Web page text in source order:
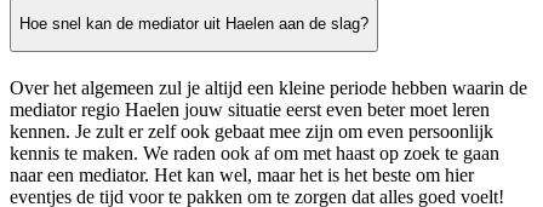
Hoe snel kan de mediator uit Haelen aan de slag?
Over het algemeen zul je altijd een kleine periode hebben waarin de
mediator regio Haelen jouw situatie eerst even beter moet leren
kennen. Je zult er zelf ook gebaat mee zijn om even persoonlijk
kennis te maken. We raden ook af om met haast op zoek te gaan
naar een mediator. Het kan wel, maar het is het beste om hier
eventjes de tijd voor te pakken om te zorgen dat alles goed voelt!